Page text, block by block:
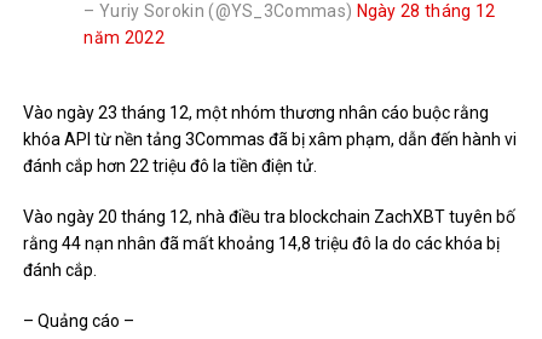
– Yuriy Sorokin (@YS_3Commas) Ngày 28 tháng 12
năm 2022
Vào ngày 23 tháng 12, một nhóm thương nhân cáo buộc rằng
khóa API từ nền tảng 3Commas đã bị xâm phạm, dẫn đến hành vi
đánh cắp hơn 22 triệu đô la tiền điện tử.
Vào ngày 20 tháng 12, nhà điều tra blockchain ZachXBT tuyên bố
rằng 44 nạn nhân đã mất khoảng 14,8 triệu đô la do các khóa bị
đánh cắp.
– Quảng cáo –